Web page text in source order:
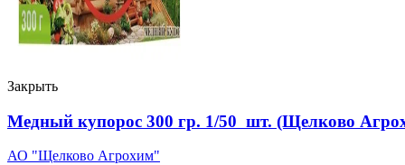
Закрыть
Медный купорос 300 гр. 1/50 шт. (Щелково
АО "Щелково Агрохим"